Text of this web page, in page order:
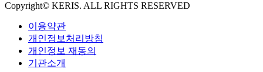
Copyright© KERIS. ALL RIGHTS RESERVED
이용약관
개인정보처리방침
개인정보 재동의
기관소개